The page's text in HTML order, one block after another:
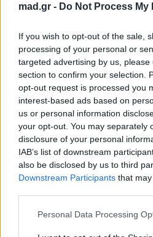
mad.gr - Do Not Process
If you wish to opt-out of the sale,
processing of your personal or
targeted advertising by us,
section to confirm your selection.
opt-out request is processed you
interest-based ads based on
us or personal information
your opt-out. You may separately
disclosure of your personal
IAB’s list of downstream
also be disclosed by us to third
Downstream Participants that
Personal Data Processing
https://
Το κομμάτι, με την
Κοντόπουλουστη σύνθεση
αποτέλεσε ξανά τον